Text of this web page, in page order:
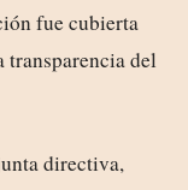
fue cubierta
transparencia del
directiva,